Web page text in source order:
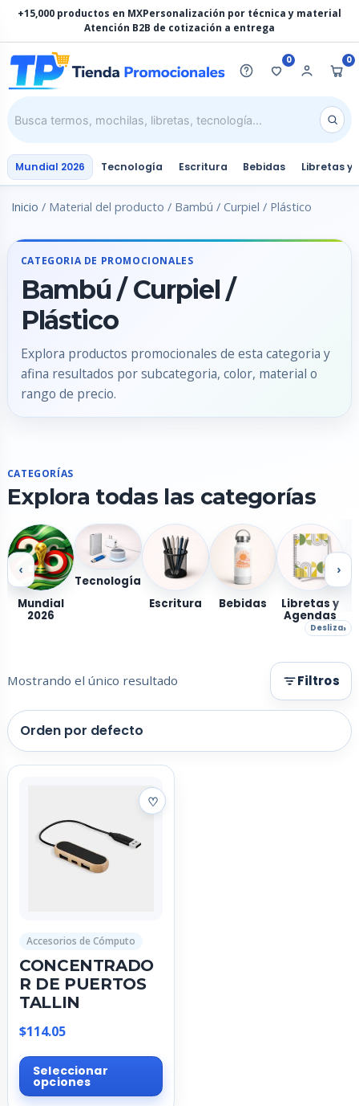
contenido
+15,000 productos en MXPersonalización por técnica y material
Atención B2B de cotización a entrega
0 0
Mundial 2026 Tecnología Escritura Bebidas Libretas y
Inicio / Material del producto / Bambú / Curpiel / Plástico
CATEGORIA DE PROMOCIONALES
Bambú / Curpiel /
Plástico
Explora productos promocionales de esta categoria y
afina resultados por subcategoria, color, material o
rango de precio.
CATEGORÍAS
Explora todas las categorías
‹
Mundial
2026
Tecnología
Escritura
Bebidas Libretas y
Agendas
›
Desliza
Mostrando el único resultado Filtros
Accesorios de Cómputo
CONCENTRADO
R DE PUERTOS
TALLIN
$114.05
Seleccionar
opciones
Este